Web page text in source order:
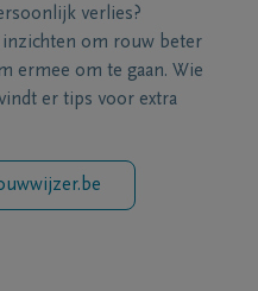
verlies?
inzichten om rouw beter
ermee om te gaan. Wie
er tips voor extra